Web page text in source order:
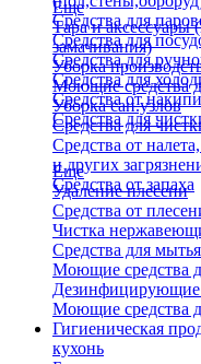
Средства для
Средства для
Средства для
Средства для
Средства от
Средства для
Еще
Тара и
замачивания)
Уборка
Моющие средства
Уборка сан.узлов
Средства для
Средства от
и других
Средства от запаха
Еще
Удаление плесени
Средства от
Чистка
Средства для
Моющие средства
Дезинфицирующие
Моющие средства
Гигиеническая
кухонь